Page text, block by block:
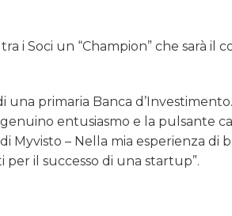
i Soci un “Champion” che sarà il
una primaria Banca
entusiasmo e la pulsante
– Nella mia esperienza di
il successo di una startup”.